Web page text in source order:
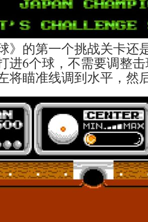
》的第一个挑战关卡还
进6个球，不需要调整
将瞄准线调到水平，然